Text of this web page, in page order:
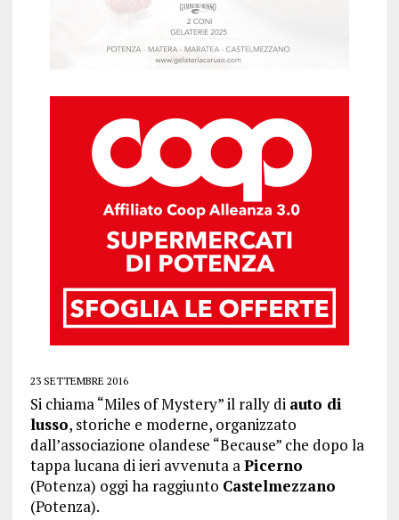
23 SETTEMBRE 2016
Si chiama “Miles of Mystery” il rally di auto di
lusso, storiche e moderne, organizzato
dall’associazione olandese “Because” che dopo la
tappa lucana di ieri avvenuta aPicerno
(Potenza) oggi ha raggiunto Castelmezzano
(Potenza).